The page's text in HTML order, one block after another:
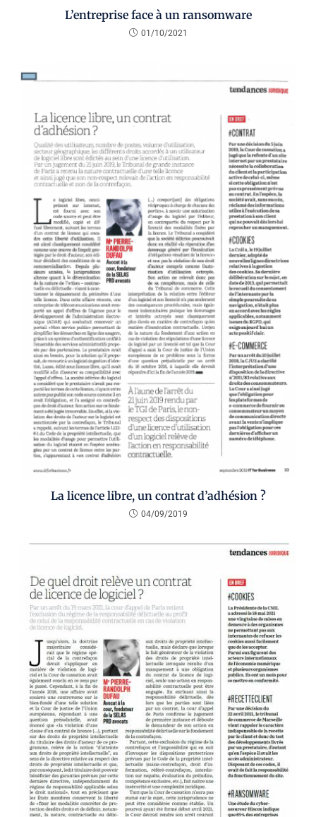
L’entreprise face à un ransomware
01/10/2021
La licence libre, un contrat d’adhésion ?
04/09/2019